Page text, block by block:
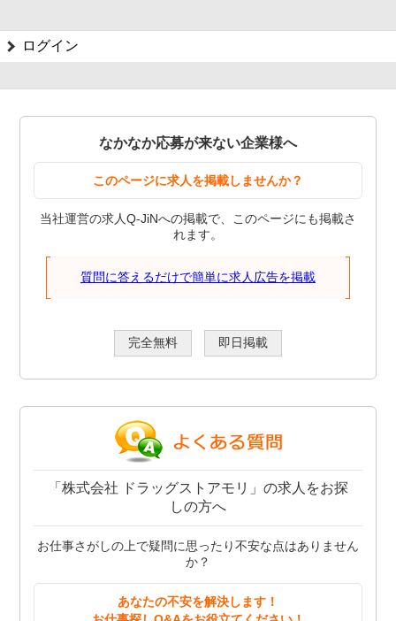
ログイン
なかなか応募が来ない企業様へ
このページに求人を掲載しませんか？
当社運営の求人Q-JiNへの掲載で、このページにも掲載さ
れます。
質問に答えるだけで簡単に求人広告を掲載
完全無料 即日掲載
「株式会社 ドラッグストアモリ」の求人をお探
しの方へ
お仕事さがしの上で疑問に思ったり不安な点はありません
か？
あなたの不安を解決します！